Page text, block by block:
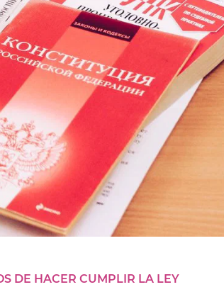
DE HACER CUMPLIR LA LEY